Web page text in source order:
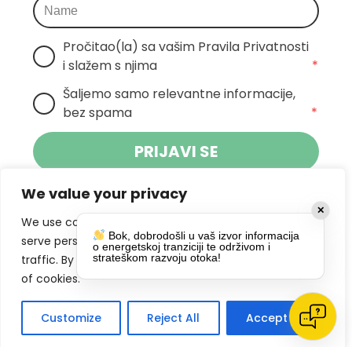
We value your privacy
We use cookies to enhance your browsing experience,
serve personalized ads or content, and analyze our
traffic. By clicking "Accept All", you consent to our use
of cookies.
Customize Reject All Accept All
Pročitao(la) sa vašim Pravila Privatnosti
i slažem s njima
*
Šaljemo samo relevantne informacije,
bez spama
*
PRIJAVI SE
Klikom na gumb dajete suglasnost za
primanje novosti Pokreta Otoka te se
slažete spolitikom privatnosti.
DRUŠTVENE MREŽE
✕
Bok, dobrodošli u vaš izvor informacija
o energetskoj tranziciji te održivom i
strateškom razvoju otoka!